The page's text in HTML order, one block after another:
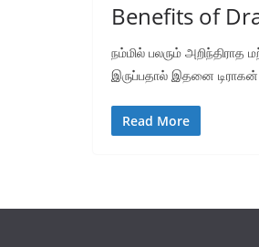
Benefits of
நம்மில் பலரும்
இருப்பதால் இதனை
Read More